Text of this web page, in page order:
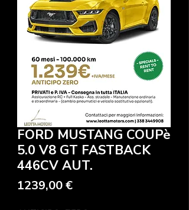
FORD MUSTANG COUPè
5.0 V8 GT FASTBACK
446CV AUT.
1239,00 €Precio